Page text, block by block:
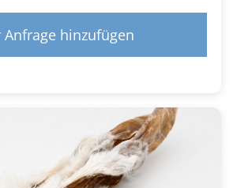
Anfrage hinzufügen